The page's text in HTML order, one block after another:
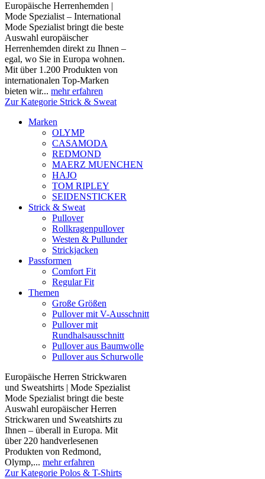
Europäische Herrenhemden |
Mode Spezialist – International
Mode Spezialist bringt die beste
Auswahl europäischer
Herrenhemden direkt zu Ihnen –
egal, wo Sie in Europa wohnen.
Mit über 1.200 Produkten von
internationalen Top-Marken
bieten wir... mehr erfahren
Zur Kategorie Strick & Sweat
Marken
OLYMP
CASAMODA
REDMOND
MAERZ MUENCHEN
HAJO
TOM RIPLEY
SEIDENSTICKER
Strick & Sweat
Pullover
Rollkragenpullover
Westen & Pullunder
Strickjacken
Passformen
Comfort Fit
Regular Fit
Themen
Große Größen
Pullover mit V-Ausschnitt
Pullover mit
Rundhalsausschnitt
Pullover aus Baumwolle
Pullover aus Schurwolle
Europäische Herren Strickwaren
und Sweatshirts | Mode Spezialist
Mode Spezialist bringt die beste
Auswahl europäischer Herren
Strickwaren und Sweatshirts zu
Ihnen – überall in Europa. Mit
über 220 handverlesenen
Produkten von Redmond,
Olymp,... mehr erfahren
Zur Kategorie Polos & T-Shirts